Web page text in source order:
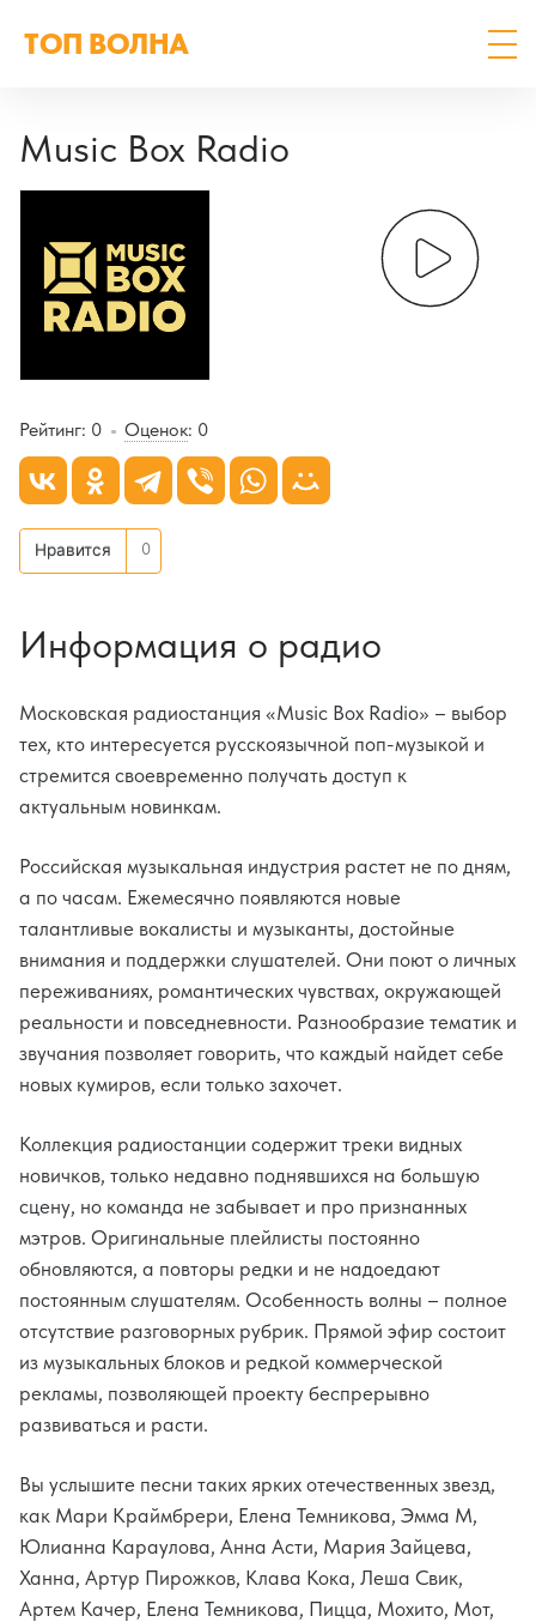
ТОП ВОЛНА
Music Box Radio
Рейтинг: 0 Оценок: 0
Нравится 0
Информация о радио
Московская радиостанция «Music Box Radio» – выбор
тех, кто интересуется русскоязычной поп-музыкой и
стремится своевременно получать доступ к
актуальным новинкам.
Российская музыкальная индустрия растет не по дням,
а по часам. Ежемесячно появляются новые
талантливые вокалисты и музыканты, достойные
внимания и поддержки слушателей. Они поют о личных
переживаниях, романтических чувствах, окружающей
реальности и повседневности. Разнообразие тематик и
звучания позволяет говорить, что каждый найдет себе
новых кумиров, если только захочет.
Коллекция радиостанции содержит треки видных
новичков, только недавно поднявшихся на большую
сцену, но команда не забывает и про признанных
мэтров. Оригинальные плейлисты постоянно
обновляются, а повторы редки и не надоедают
постоянным слушателям. Особенность волны – полное
отсутствие разговорных рубрик. Прямой эфир состоит
из музыкальных блоков и редкой коммерческой
рекламы, позволяющей проекту беспрерывно
развиваться и расти.
Вы услышите песни таких ярких отечественных звезд,
как Мари Краймбрери, Елена Темникова, Эмма М,
Юлианна Караулова, Анна Асти, Мария Зайцева,
Ханна, Артур Пирожков, Клава Кока, Леша Свик,
Артем Качер, Елена Темникова, Пицца, Мохито, Мот,